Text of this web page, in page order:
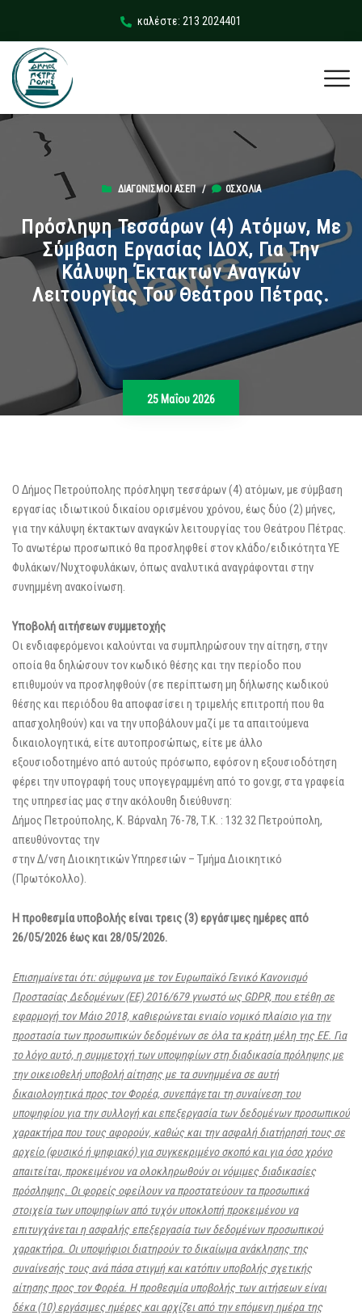
καλέστε: 213 2024401
ΔΙΑΓΩΝΙΣΜΟΊ ΑΣΕΠ/ 0ΣΧΌΛΙΑ
Πρόσληψη Τεσσάρων (4) Ατόμων, Με
Σύμβαση Εργασίας ΙΔΟΧ, Για Την
Κάλυψη Έκτακτων Αναγκών
Λειτουργίας Του Θεάτρου Πέτρας.
25 Μαΐου 2026
Ο Δήμος Πετρούπολης πρόσληψη τεσσάρων (4) ατόμων, με σύμβαση
εργασίας ιδιωτικού δικαίου ορισμένου χρόνου, έως δύο (2) μήνες,
για την κάλυψη έκτακτων αναγκών λειτουργίας του Θεάτρου Πέτρας.
Το ανωτέρω προσωπικό θα προσληφθεί στον κλάδο/ειδικότητα ΥΕ
Φυλάκων/Νυχτοφυλάκων, όπως αναλυτικά αναγράφονται στην
συνημμένη ανακοίνωση.
Υποβολή αιτήσεων συμμετοχής
Οι ενδιαφερόμενοι καλούνται να συμπληρώσουν την αίτηση, στην
οποία θα δηλώσουν τον κωδικό θέσης και την περίοδο που
επιθυμούν να προσληφθούν (σε περίπτωση μη δήλωσης κωδικού
θέσης και περιόδου θα αποφασίσει η τριμελής επιτροπή που θα
απασχοληθούν) και να την υποβάλουν μαζί με τα απαιτούμενα
δικαιολογητικά, είτε αυτοπροσώπως, είτε με άλλο
εξουσιοδοτημένο από αυτούς πρόσωπο, εφόσον η εξουσιοδότηση
φέρει την υπογραφή τους υπογεγραμμένη από το gov.gr, στα γραφεία
της υπηρεσίας μας στην ακόλουθη διεύθυνση:
Δήμος Πετρούπολης, Κ. Βάρναλη 76-78, Τ.Κ. : 132 32 Πετρούπολη,
απευθύνοντας την
στην Δ/νση Διοικητικών Υπηρεσιών – Τμήμα Διοικητικό
(Πρωτόκολλο).
Η προθεσμία υποβολής είναι τρεις (3) εργάσιμες ημέρες από
26/05/2026 έως και 28/05/2026.
Επισημαίνεται ότι: σύμφωνα με τον Ευρωπαϊκό Γενικό Κανονισμό
Προστασίας Δεδομένων (ΕΕ) 2016/679 γνωστό ως GDPR, που ετέθη σε
εφαρμογή τον Μάιο 2018, καθιερώνεται ενιαίο νομικό πλαίσιο για την
προστασία των προσωπικών δεδομένων σε όλα τα κράτη μέλη της ΕΕ. Για
το λόγο αυτό, η συμμετοχή των υποψηφίων στη διαδικασία πρόληψης με
την οικειοθελή υποβολή αίτησης με τα συνημμένα σε αυτή
δικαιολογητικά προς τον Φορέα, συνεπάγεται τη συναίνεση του
υποψηφίου για την συλλογή και επεξεργασία των δεδομένων προσωπικού
χαρακτήρα που τους αφορούν, καθώς και την ασφαλή διατήρησή τους σε
αρχείο (φυσικό ή ψηφιακό) για συγκεκριμένο σκοπό και για όσο χρόνο
απαιτείται, προκειμένου να ολοκληρωθούν οι νόμιμες διαδικασίες
πρόσληψης. Οι φορείς οφείλουν να προστατεύουν τα προσωπικά
στοιχεία των υποψηφίων από τυχόν υποκλοπή προκειμένου να
επιτυγχάνεται η ασφαλής επεξεργασία των δεδομένων προσωπικού
χαρακτήρα. Οι υποψήφιοι διατηρούν το δικαίωμα ανάκλησης της
συναίνεσής τους ανά πάσα στιγμή και κατόπιν υποβολής σχετικής
αίτησης προς τον Φορέα. Η προθεσμία υποβολής των αιτήσεων είναι
δέκα (10) εργάσιμες ημέρες και αρχίζει από την επόμενη ημέρα της